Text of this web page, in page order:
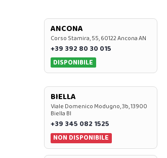
ANCONA
Corso Stamira, 55, 60122 Ancona AN
+39 392 80 30 015
DISPONIBILE
BIELLA
Viale Domenico Modugno, 3b, 13900
Biella BI
+39 345 082 1525
NON DISPONIBILE